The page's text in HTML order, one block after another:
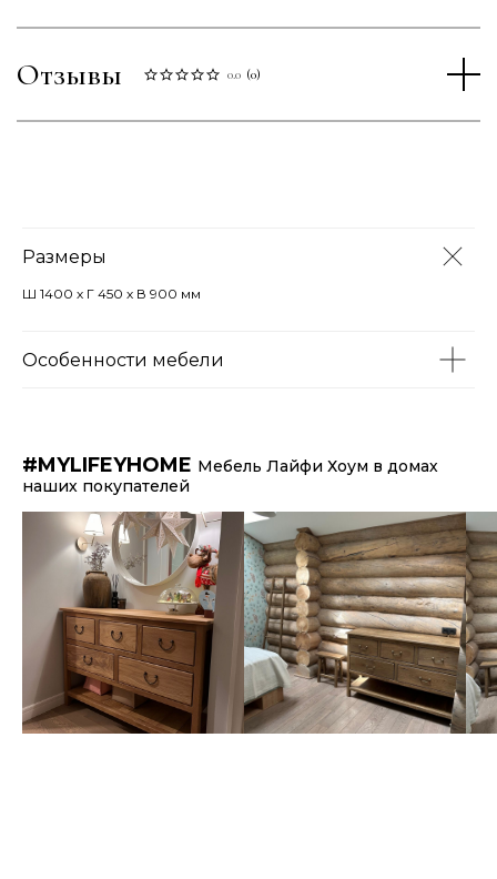
Отзывы 0.0 (0)
Размеры
Ш 1400 х Г 450 х В 900 мм
Особенности мебели
#MYLIFEYHOME Мебель Лайфи Хоум в домах
наших покупателей